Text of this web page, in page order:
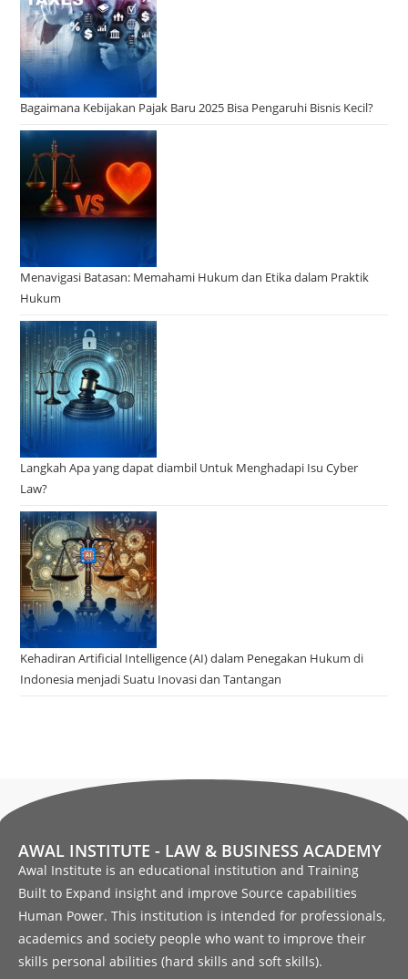
Bagaimana Kebijakan Pajak Baru 2025 Bisa Pengaruhi Bisnis Kecil?
Menavigasi Batasan: Memahami Hukum dan Etika dalam Praktik
Hukum
Langkah Apa yang dapat diambil Untuk Menghadapi Isu Cyber
Law?
Kehadiran Artificial Intelligence (AI) dalam Penegakan Hukum di
Indonesia menjadi Suatu Inovasi dan Tantangan
AWAL INSTITUTE - LAW & BUSINESS ACADEMY
Awal Institute is an educational institution and Training
Built to Expand insight and improve Source capabilities
Human Power. This institution is intended for professionals,
academics and society people who want to improve their
skills personal abilities (hard skills and soft skills).